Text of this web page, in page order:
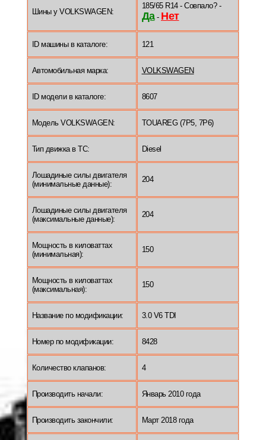
Шины у VOLKSWAGEN:
185/65 R14 - Совпало? -
Да- Нет
ID машины в каталоге: 121
Автомобильная марка: VOLKSWAGEN
ID модели в каталоге: 8607
Модель VOLKSWAGEN: TOUAREG (7P5, 7P6)
Тип движка в ТС: Diesel
Лошадиные силы двигателя
(минимальные данные):
204
Лошадиные силы двигателя
(максимальные данные):
204
Мощность в киловаттах
(минимальная):
150
Мощность в киловаттах
(максимальная):
150
Название по модификации: 3.0 V6 TDI
Номер по модификации: 8428
Количество клапанов: 4
Производить начали: Январь 2010 года
Производить закончили: Март 2018 года